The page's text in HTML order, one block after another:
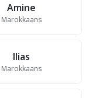
Amine
Marokkaans
Ilias
Marokkaans